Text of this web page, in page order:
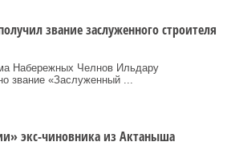
звание заслуженного строителя
Набережных Челнов Ильдару
звание «Заслуженный ...
экс-чиновника из Актаныша